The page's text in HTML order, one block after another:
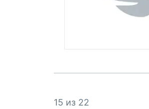
15 из 22